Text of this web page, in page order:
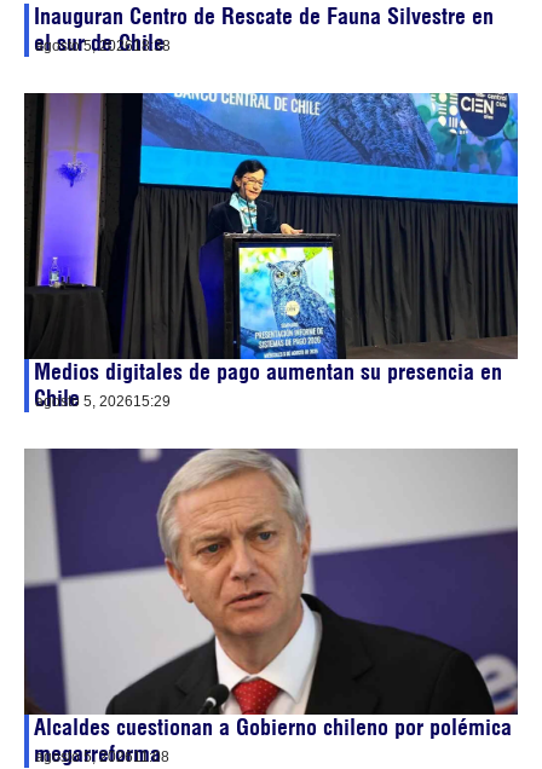
Inauguran Centro de Rescate de Fauna Silvestre en
el sur de Chile
agosto 5, 202618:38
Medios digitales de pago aumentan su presencia en
Chile
agosto 5, 202615:29
Alcaldes cuestionan a Gobierno chileno por polémica
megarreforma
agosto 5, 202611:08